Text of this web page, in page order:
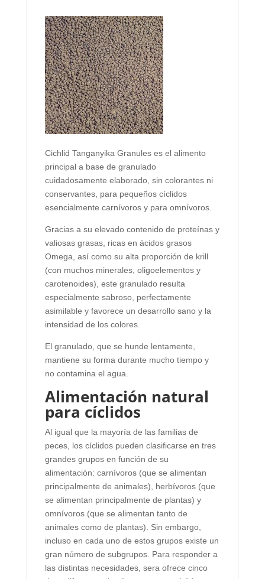
Cichlid Tanganyika Granules es el alimento
principal a base de granulado
cuidadosamente elaborado, sin colorantes ni
conservantes, para pequeños cíclidos
esencialmente carnívoros y para omnívoros.
Gracias a su elevado contenido de proteínas y
valiosas grasas, ricas en ácidos grasos
Omega, así como su alta proporción de krill
(con muchos minerales, oligoelementos y
carotenoides), este granulado resulta
especialmente sabroso, perfectamente
asimilable y favorece un desarrollo sano y la
intensidad de los colores.
El granulado, que se hunde lentamente,
mantiene su forma durante mucho tiempo y
no contamina el agua.
Alimentación natural
para cíclidos
Al igual que la mayoría de las familias de
peces, los cíclidos pueden clasificarse en tres
grandes grupos en función de su
alimentación: carnívoros (que se alimentan
principalmente de animales), herbívoros (que
se alimentan principalmente de plantas) y
omnívoros (que se alimentan tanto de
animales como de plantas). Sin embargo,
incluso en cada uno de estos grupos existe un
gran número de subgrupos. Para responder a
las distintas necesidades, sera ofrece cinco